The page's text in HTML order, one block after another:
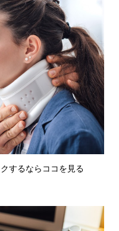
するならココを見る